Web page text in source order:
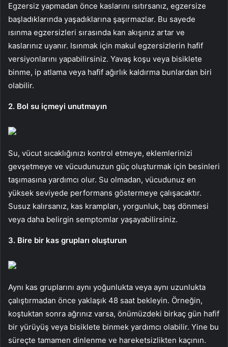
Egzersiz yapmadan önce kaslarını ısıtırsanız, egzersize
başladıklarında yaşadıklarına şaşırmazlar. Bu sayede
ısınma egzersizleri sırasında kan akışınız artar ve
kaslarınız uyanır. Isınmak için makul egzersizlerin hafif
versiyonlarını yapabilirsiniz. Yavaş koşu veya bisiklete
binme, ip atlama veya hafif ağırlık kaldırma bunlardan biri
olabilir.
2. Bol su içmeyi unutmayın
Su, vücut sıcaklığınızı kontrol etmeye, eklemlerinizi
gevşetmeye ve vücudunuzun güç oluşturmak için besinleri
taşımasına yardımcı olur. Su olmadan, vücudunuz en
yüksek seviyede performans göstermeye çalışacaktır.
Susuz kalırsanız, kas krampları, yorgunluk, baş dönmesi
veya daha belirgin semptomlar yaşayabilirsiniz.
3. Bire bir kas grupları oluşturun
Aynı kas gruplarını aynı yoğunlukta veya aynı uzunlukta
çalıştırmadan önce yaklaşık 48 saat bekleyin. Örneğin,
koştuktan sonra ağrınız varsa, önümüzdeki birkaç gün hafif
bir yürüyüş veya bisiklete binmek yardımcı olabilir. Yine bu
süreçte tamamen dinlenme ve hareketsizlikten kaçının.